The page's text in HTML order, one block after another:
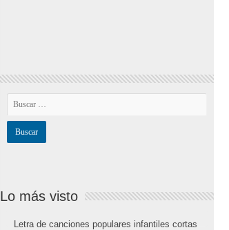
Lo más visto
Letra de canciones populares infantiles cortas